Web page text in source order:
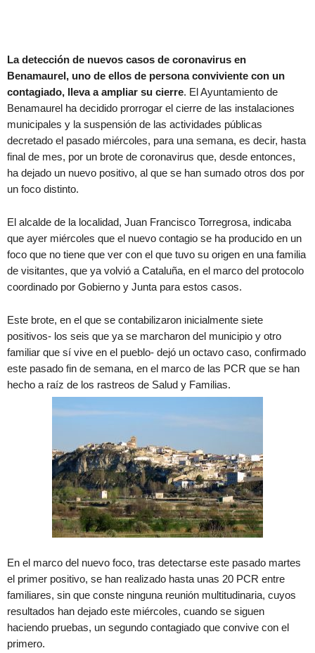
La detección de nuevos casos de coronavirus en
Benamaurel, uno de ellos de persona conviviente con un
contagiado, lleva a ampliar su cierre. El Ayuntamiento de
Benamaurel ha decidido prorrogar el cierre de las instalaciones
municipales y la suspensión de las actividades públicas
decretado el pasado miércoles, para una semana, es decir, hasta
final de mes, por un brote de coronavirus que, desde entonces,
ha dejado un nuevo positivo, al que se han sumado otros dos por
un foco distinto.
El alcalde de la localidad, Juan Francisco Torregrosa, indicaba
que ayer miércoles que el nuevo contagio se ha producido en un
foco que no tiene que ver con el que tuvo su origen en una familia
de visitantes, que ya volvió a Cataluña, en el marco del protocolo
coordinado por Gobierno y Junta para estos casos.
Este brote, en el que se contabilizaron inicialmente siete
positivos- los seis que ya se marcharon del municipio y otro
familiar que sí vive en el pueblo- dejó un octavo caso, confirmado
este pasado fin de semana, en el marco de las PCR que se han
hecho a raíz de los rastreos de Salud y Familias.
En el marco del nuevo foco, tras detectarse este pasado martes
el primer positivo, se han realizado hasta unas 20 PCR entre
familiares, sin que conste ninguna reunión multitudinaria, cuyos
resultados han dejado este miércoles, cuando se siguen
haciendo pruebas, un segundo contagiado que convive con el
primero.